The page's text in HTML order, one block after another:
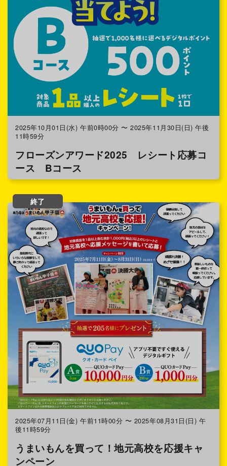
2025年10月01日(水) 午前0時00分 〜 2025年11月30日(日) 午後
11時59分
フローズンアワード2025 レシート応募コ
ース Bコース
終了
2025年07月11日(金) 午前11時00分 〜 2025年08月31日(日) 午
後11時59分
うまいもんを買って！地元高校を応援キャ
ンペーン